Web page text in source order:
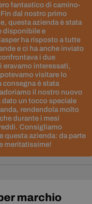
fantastico di camino-
dal nostro primo
questa azienda è stata
disponibile e
ha risposto a tutte
e ci ha anche inviato
i due
eravamo interessati,
visitare lo
consegna è stata
il nostro nuovo
un tocco speciale
rendendola molto
durante i mesi
Consigliamo
questa azienda: da parte
meritatissime!
marchio